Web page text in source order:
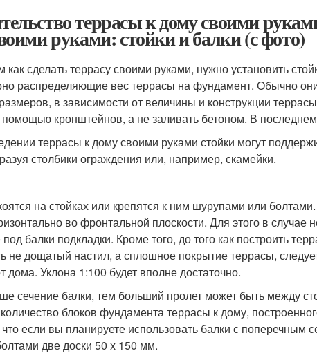
террасы к дому своими
руками: стойки и балки (с фото)
как сделать террасу своими руками, нужно установить
распределяющие вес террасы на фундамент. Обычно
в зависимости от величины и конструкции
помощью кронштейнов, а не заливать бетоном. В
террасы к дому своими руками стойки могут
столбики ограждения или, например, скамейки.
на стойках или крепятся к ним шурупами или
во фронтальной плоскости. Для этого в случае
балки подкладки. Кроме того, до того как построить
не дощатый настил, а сплошное покрытие террасы,
дома. Уклона 1:100 будет вполне достаточно.
сечение балки, тем больший пролет может быть между
блоков фундамента террасы к дому,
что если вы планируете использовать балки с
две доски 50 х 150 мм.